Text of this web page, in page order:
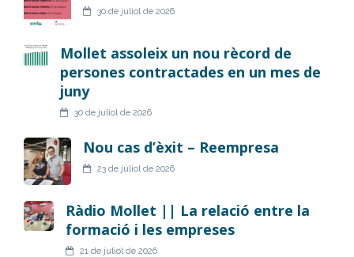
30 de juliol de 2026
Mollet assoleix un nou rècord de
persones contractades en un mes de
juny
30 de juliol de 2026
Nou cas d’èxit – Reempresa
23 de juliol de 2026
Ràdio Mollet || La relació entre la
formació i les empreses
21 de juliol de 2026